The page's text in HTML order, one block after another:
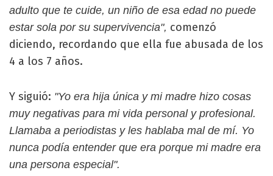
adulto que te cuide, un niño de esa edad no puede
estar sola por su supervivencia", comenzó
diciendo, recordando que ella fue abusada de los
4 a los 7 años.
Y siguió: "Yo era hija única y mi madre hizo cosas
muy negativas para mi vida personal y profesional.
Llamaba a periodistas y les hablaba mal de mí. Yo
nunca podía entender que era porque mi madre era
una persona especial".